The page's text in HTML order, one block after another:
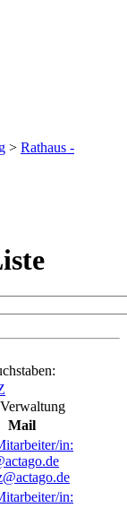
> Rathaus -
Mail